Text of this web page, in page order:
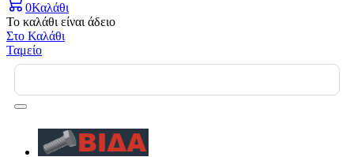
0Καλάθι
Το καλάθι είναι άδειο
Στο Καλάθι
Ταμείο